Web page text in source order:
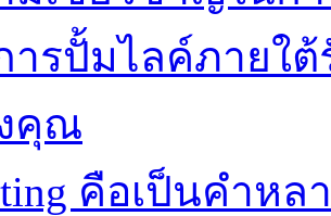
ารปั้มไลค์ภายใต้
คุณ
คือเป็นคำห